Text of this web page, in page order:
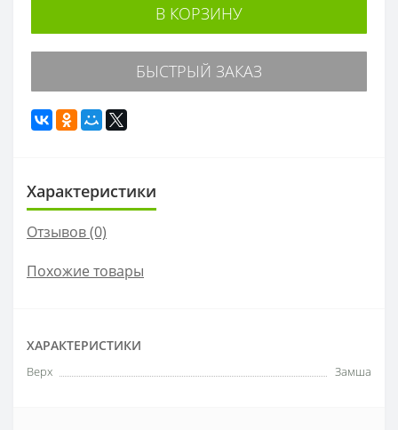
В КОРЗИНУ
БЫСТРЫЙ ЗАКАЗ
Характеристики
Отзывов (0)
Похожие товары
ХАРАКТЕРИСТИКИ
Верх Замша